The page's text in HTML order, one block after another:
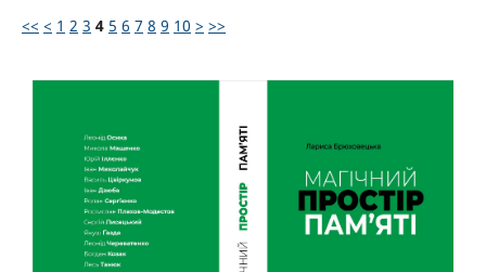
<< < 1 2 3 4 5 6 7 8 9 10 > >>